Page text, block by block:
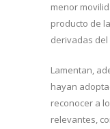
menor
producto de
derivadas del
Lamentan,
hayan
reconocer a
relevantes,